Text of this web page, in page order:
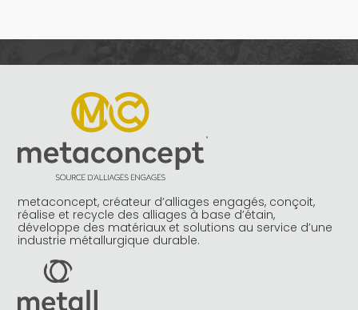
metaconcept, créateur d’alliages engagés, conçoit,
réalise et recycle des alliages à base d’étain,
développe des matériaux et solutions au service d’une
industrie métallurgique durable.